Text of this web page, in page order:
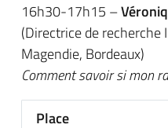
16h30-17h15 –
(Directrice de recherche
Magendie, Bordeaux)
Comment savoir si mon
Place